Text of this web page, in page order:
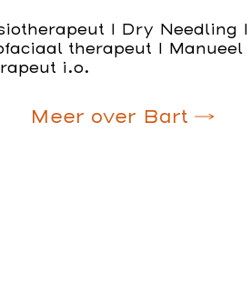
Meer over Bart
I Dry Needling I
therapeut I Manueel
i.o.